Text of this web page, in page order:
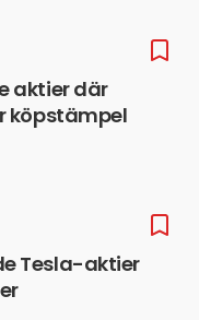
aktier där
köpstämpel
Tesla-aktier